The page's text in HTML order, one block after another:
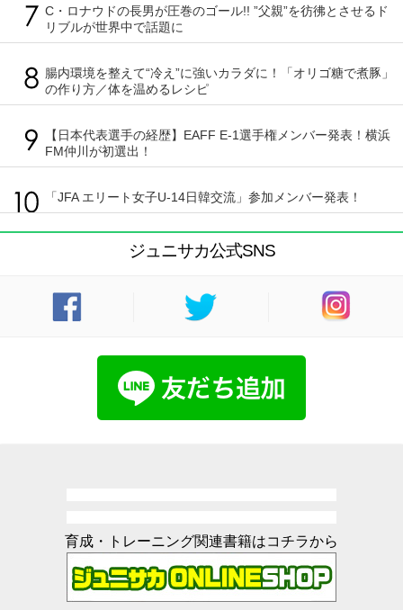
C・ロナウドの長男が圧巻のゴール!! ”父親”を彷彿とさせるド
リブルが世界中で話題に
腸内環境を整えて“冷え”に強いカラダに！「オリゴ糖で煮豚」
の作り方／体を温めるレシピ
【日本代表選手の経歴】EAFF E-1選手権メンバー発表！横浜
FM仲川が初選出！
「JFA エリート女子U-14日韓交流」参加メンバー発表！
ジュニサカ公式SNS
育成・トレーニング関連書籍はコチラから